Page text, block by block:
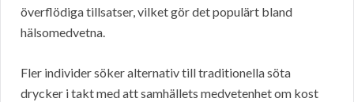
överflödiga tillsatser, vilket gör det populärt bland
hälsomedvetna.
Fler individer söker alternativ till traditionella söta
drycker i takt med att samhällets medvetenhet om kost